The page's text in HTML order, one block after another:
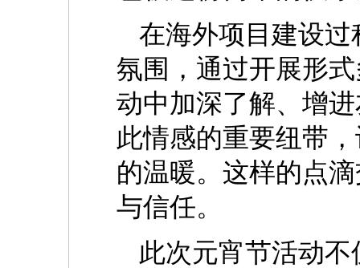
在海外项目建设
氛围，通过开展形
动中加深了解、增
此情感的重要纽带
的温暖。这样的点
与信任。
此次元宵节活动